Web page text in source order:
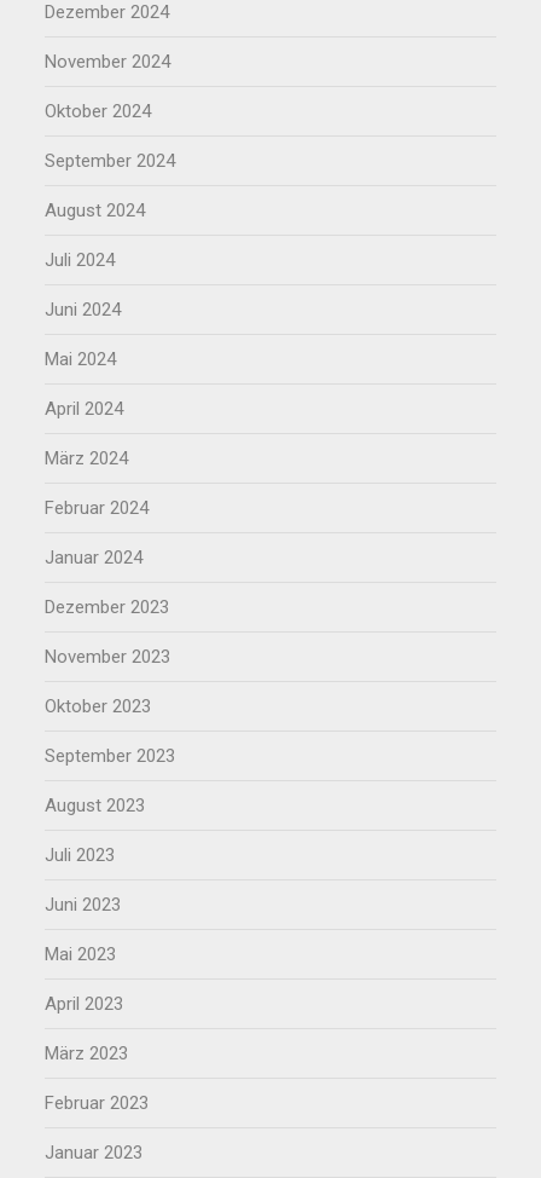
Dezember 2024
November 2024
Oktober 2024
September 2024
August 2024
Juli 2024
Juni 2024
Mai 2024
April 2024
März 2024
Februar 2024
Januar 2024
Dezember 2023
November 2023
Oktober 2023
September 2023
August 2023
Juli 2023
Juni 2023
Mai 2023
April 2023
März 2023
Februar 2023
Januar 2023